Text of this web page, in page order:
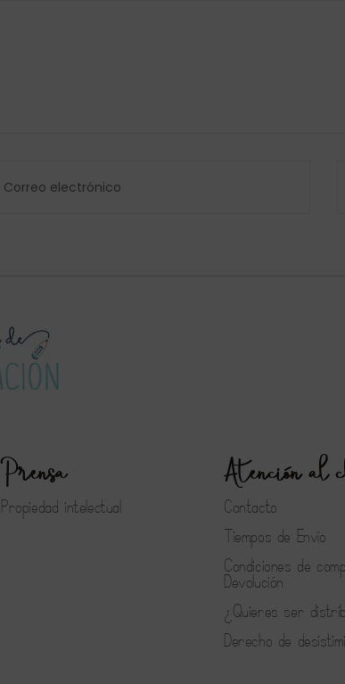
Prensa
Propiedad intelectual
Atención al
Contacto
Tiempos de Envío
Condiciones de
Devolución
¿Quieres ser
Derecho de